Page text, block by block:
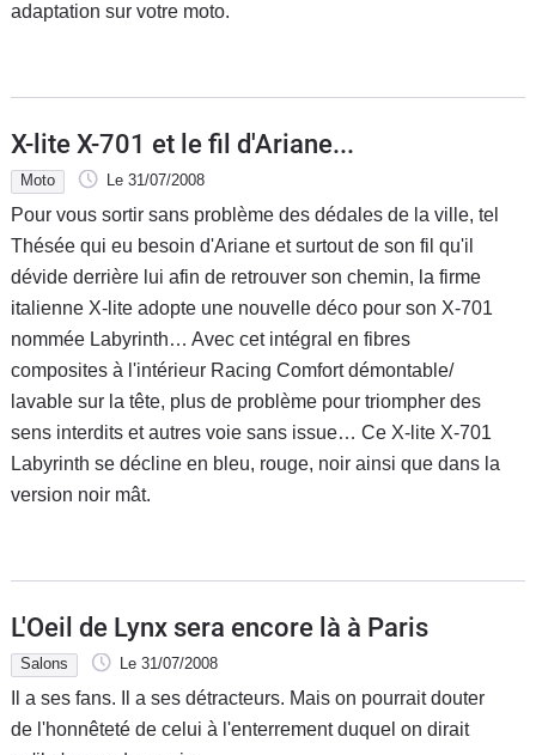
adaptation sur votre moto.
X-lite X-701 et le fil d'Ariane...
Moto Le 31/07/2008
Pour vous sortir sans problème des dédales de la ville, tel
Thésée qui eu besoin d'Ariane et surtout de son fil qu'il
dévide derrière lui afin de retrouver son chemin, la firme
italienne X-lite adopte une nouvelle déco pour son X-701
nommée Labyrinth… Avec cet intégral en fibres
composites à l'intérieur Racing Comfort démontable/
lavable sur la tête, plus de problème pour triompher des
sens interdits et autres voie sans issue… Ce X-lite X-701
Labyrinth se décline en bleu, rouge, noir ainsi que dans la
version noir mât.
L'Oeil de Lynx sera encore là à Paris
Salons Le 31/07/2008
Il a ses fans. Il a ses détracteurs. Mais on pourrait douter
de l'honnêteté de celui à l'enterrement duquel on dirait